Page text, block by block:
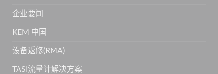
企业要闻
KEM 中国
设备返修(RMA)
TASI流量计解决方案